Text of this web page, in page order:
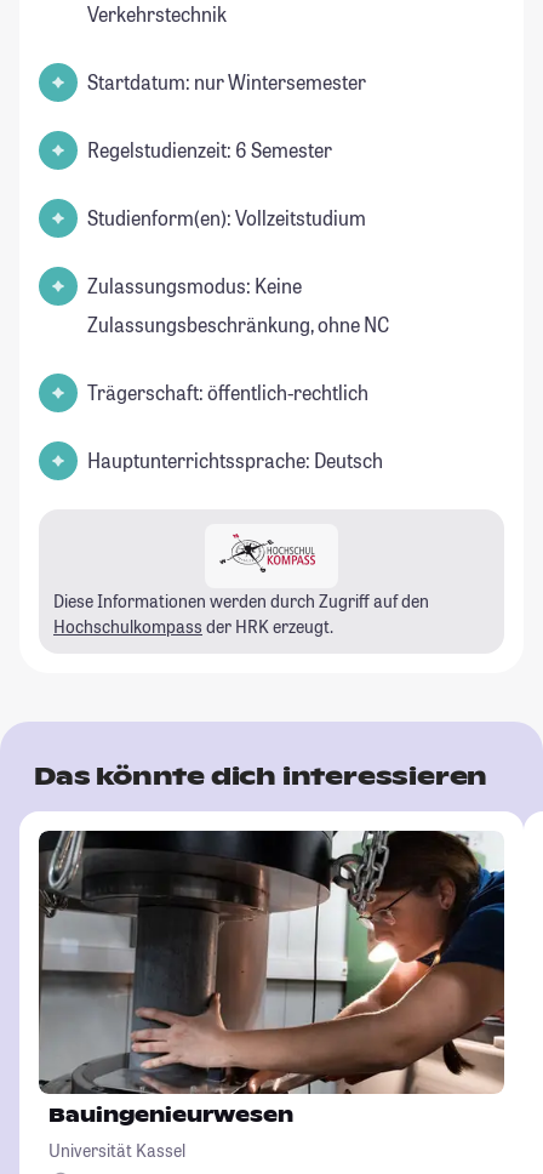
Verkehrstechnik
Startdatum: nur Wintersemester
Regelstudienzeit: 6 Semester
Studienform(en): Vollzeitstudium
Zulassungsmodus: Keine
Zulassungsbeschränkung, ohne NC
Trägerschaft: öffentlich-rechtlich
Hauptunterrichtssprache: Deutsch
Diese Informationen werden durch Zugriff auf den
Hochschulkompass der HRK erzeugt.
Das könnte dich interessieren
Bauingenieurwesen
Universität Kassel